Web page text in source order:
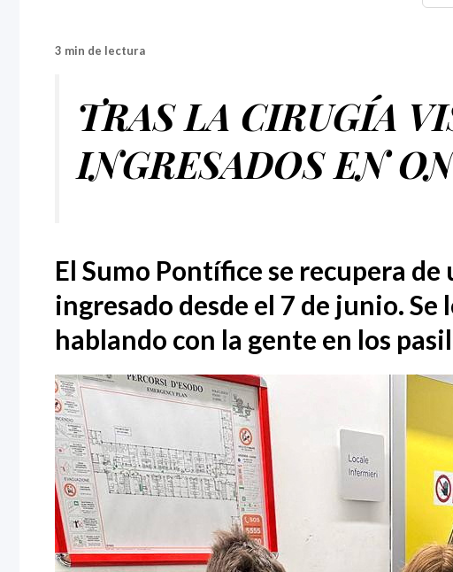
3 min de lectura
TRAS LA CIRUGÍA
INGRESADOS EN
El Sumo Pontífice se recupera
ingresado desde el 7 de junio. Se
hablando con la gente en los